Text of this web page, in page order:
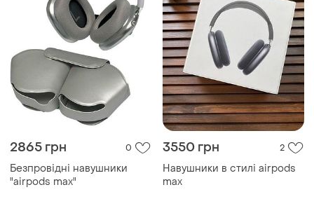
2865 грн 0
Безпровідні навушники
"airpods max"
3550 грн 2
Навушники в стилі airpods
max